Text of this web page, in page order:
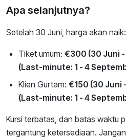
Apa selanjutnya?
Setelah 30 Juni, harga akan naik:
Tiket umum: €300 (30 Juni
(Last-minute: 1 - 4
Klien Gurtam: €150 (30 Juni
(Last-minute: 1 - 4
Kursi terbatas, dan batas waktu
tergantung ketersediaan.